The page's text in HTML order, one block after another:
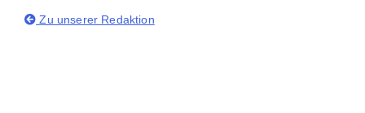
Zu unserer Redaktion